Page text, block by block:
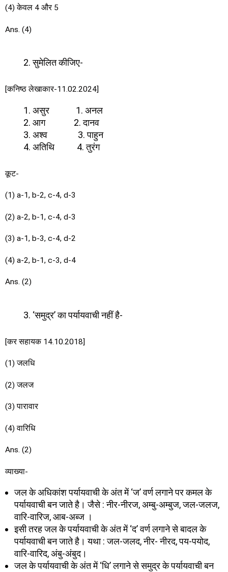
(4) केवल 4 और 5
Ans. (4)
सुमेलित कीजिए-
[कनिष्ठ लेखाकार-11.02.2024]
असुर 1. अनल
आग 2. दानव
अश्व 3. पाहुन
अतिथि 4. तुरंग
कूट-
(1) a-1, b-2, c-4, d-3
(2) a-2, b-1, c-4, d-3
(3) a-1, b-3, c-4, d-2
(4) a-2, b-1, c-3, d-4
Ans. (2)
‘समुद्र’ का पर्यायवाची नहीं है-
[कर सहायक 14.10.2018]
(1) जलधि
(2) जलज
(3) पारावार
(4) वारिधि
Ans. (2)
व्याख्या-
जल के अधिकांश पर्यायवाची के अंत में ‘ज’ वर्ण लगाने पर कमल के
पर्यायवाची बन जाते है। जैसे : नीर-नीरज, अम्बु-अम्बुज, जल-जलज,
वारि-वारिज, आब-अब्ज ।
इसी तरह जल के पर्यायवाची के अंत में ‘द’ वर्ण लगाने से बादल के
पर्यायवाची बन जाते है। यथा : जल-जलद, नीर- नीरद, पय-पयोद,
वारि-वारिद, अंबु-अंबुद।
जल के पर्यायवाची के अंत में ‘धि’ लगाने से समुद्र के पर्यायवाची बन